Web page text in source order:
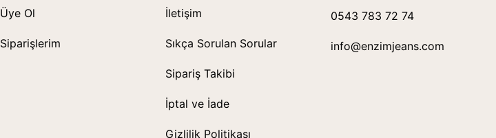
Üye Ol
Siparişlerim
İletişim
Sıkça Sorulan Sorular
Sipariş Takibi
İptal ve İade
Gizlilik Politikası
0543 783 72 74
info@enzimjeans.com